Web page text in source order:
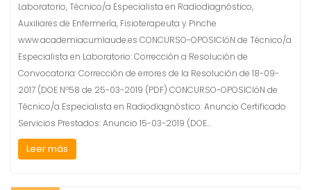
Laboratorio, Técnico/a Especialista en Radiodiagnóstico,
Auxiliares de Enfermería, Fisioterapeuta y Pinche
www.academiacumlaude.es CONCURSO-OPOSICIóN de Técnico/a
Especialista en Laboratorio: Corrección a Resolución de
Convocatoria: Corrección de errores de la Resolución de 18-09-
2017 (DOE Nº58 de 25-03-2019 (PDF) CONCURSO-OPOSICIóN de
Técnico/a Especialista en Radiodiagnóstico: Anuncio Certificado
Servicios Prestados: Anuncio 15-03-2019 (DOE…
Leer más